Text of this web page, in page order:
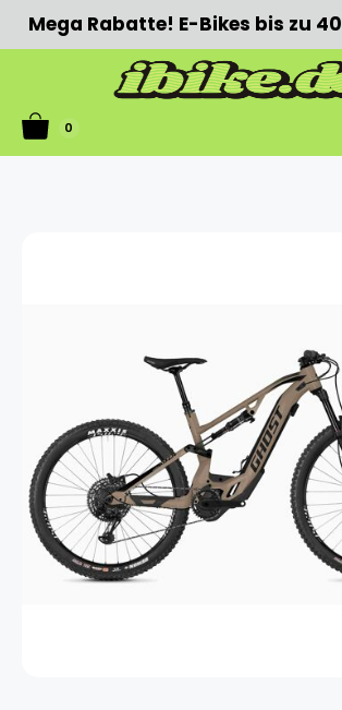
Zum
Inhalt
Mega Rabatte! E-Bikes bis zu
0